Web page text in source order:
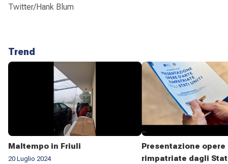
Twitter/Hank Blum
Trend
Maltempo in Friuli
20 Luglio 2024
Presentazione
rimpatriate dagli